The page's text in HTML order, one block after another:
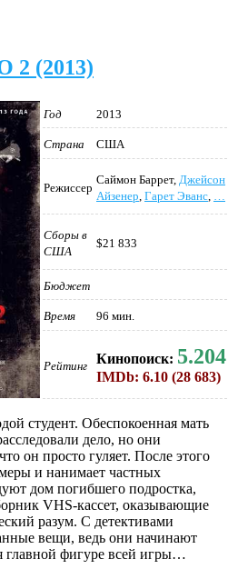
2 (2013)
Год 2013
Страна США
Режиссер
Саймон Баррет, Джейсон
Айзенер Гарет Эванс
Сборы в
США
$21 833
Бюджет
Время 96 мин.
Рейтинг Кинопоиск: 5.204
IMDb: 6.10 (28 683)
студент. Обеспокоенная мать
дело, но они
он просто гуляет. После этого
и нанимает частных
дом погибшего подростка,
VHS-кассет, оказывающие
разум. С детективами
вещи, ведь они начинают
главной фигуре всей игры…